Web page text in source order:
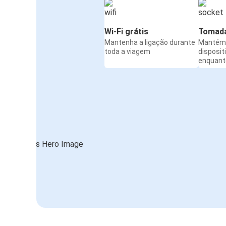
Wi-Fi grátis
Mantenha a ligação durante
toda a viagem